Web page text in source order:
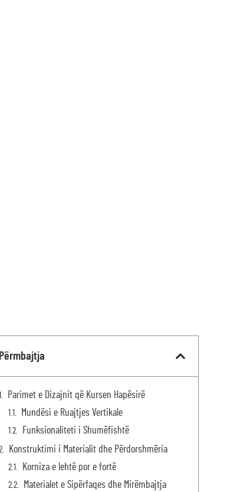
Përmbajtja
Parimet e Dizajnit që Kursen Hapësirë
Mundësi e Ruajtjes Vertikale
Funksionaliteti i Shumëfishtë
Konstruktimi i Materialit dhe Përdorshmëria
Korniza e lehtë por e fortë
Materialet e Sipërfaqes dhe Mirëmbajtja